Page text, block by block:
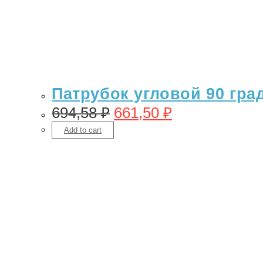
Патрубок угловой 90
694,58₽ 661,50 ₽
Add to cart